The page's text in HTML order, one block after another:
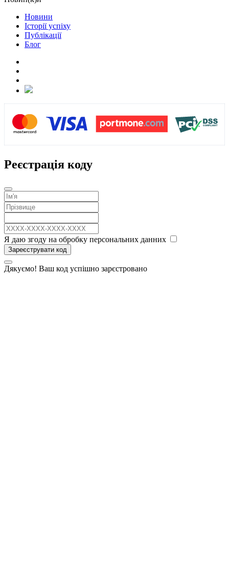
Новини
Історії успіху
Публікації
Блог
Реєстрація коду
Я даю згоду на обробку персональних данних
Зареєструвати код
Дякуємо! Ваш код успішно зарєстровано